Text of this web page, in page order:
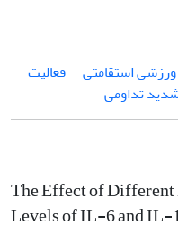
استقامتی
فعالیت
تداومی
The Effect of
Levels of IL-6 and IL-